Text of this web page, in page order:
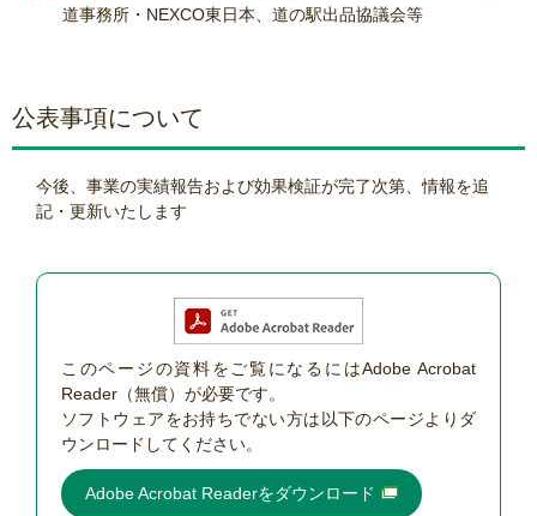
道事務所・NEXCO東日本、道の駅出品協議会等
公表事項について
今後、事業の実績報告および効果検証が完了次第、情報を追
記・更新いたします
このページの資料をご覧になるにはAdobe Acrobat
Reader（無償）が必要です。
ソフトウェアをお持ちでない方は以下のページよりダ
ウンロードしてください。
Adobe Acrobat Readerをダウンロード